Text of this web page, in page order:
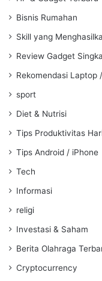
Bisnis Rumahan
Skill yang
Review Gadget
Rekomendasi Laptop
sport
Diet & Nutrisi
Tips Produktivitas
Tips Android / iPhone
Tech
Informasi
religi
Investasi & Saham
Berita Olahraga
Cryptocurrency